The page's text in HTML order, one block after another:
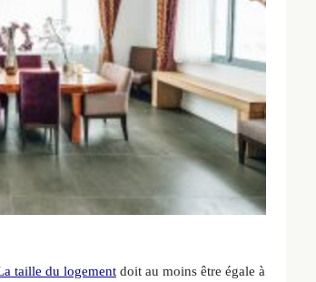
taille du logement doit au moins être égale à